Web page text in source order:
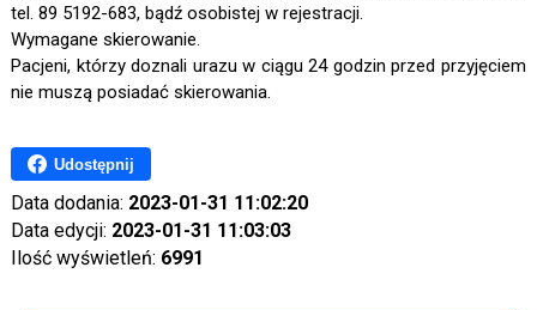
tel. 89 5192-683, bądź osobistej w rejestracji.
Wymagane skierowanie.
Pacjeni, którzy doznali urazu w ciągu 24 godzin przed przyjęciem
nie muszą posiadać skierowania.
Udostępnij
Data dodania: 2023-01-31 11:02:20
Data edycji: 2023-01-31 11:03:03
Ilość wyświetleń: 6991